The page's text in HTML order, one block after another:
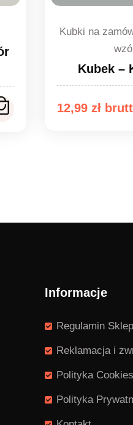
Kubki na
Kubek –
12,99 zł
Informacje
Regulamin
Reklamacja i
Polityka Cookies
Polityka